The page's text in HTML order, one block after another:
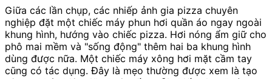
Giữa các lần chụp, các nhiếp ảnh gia pizza chuyên
nghiệp đặt một chiếc máy phun hơi quần áo ngay ngoài
khung hình, hướng vào chiếc pizza. Hơi nóng ẩm giữ cho
phô mai mềm và "sống động" thêm hai ba khung hình
dùng được nữa. Một chiếc máy xông hơi mặt cầm tay
cũng có tác dụng. Đây là mẹo thường được xem là tạo